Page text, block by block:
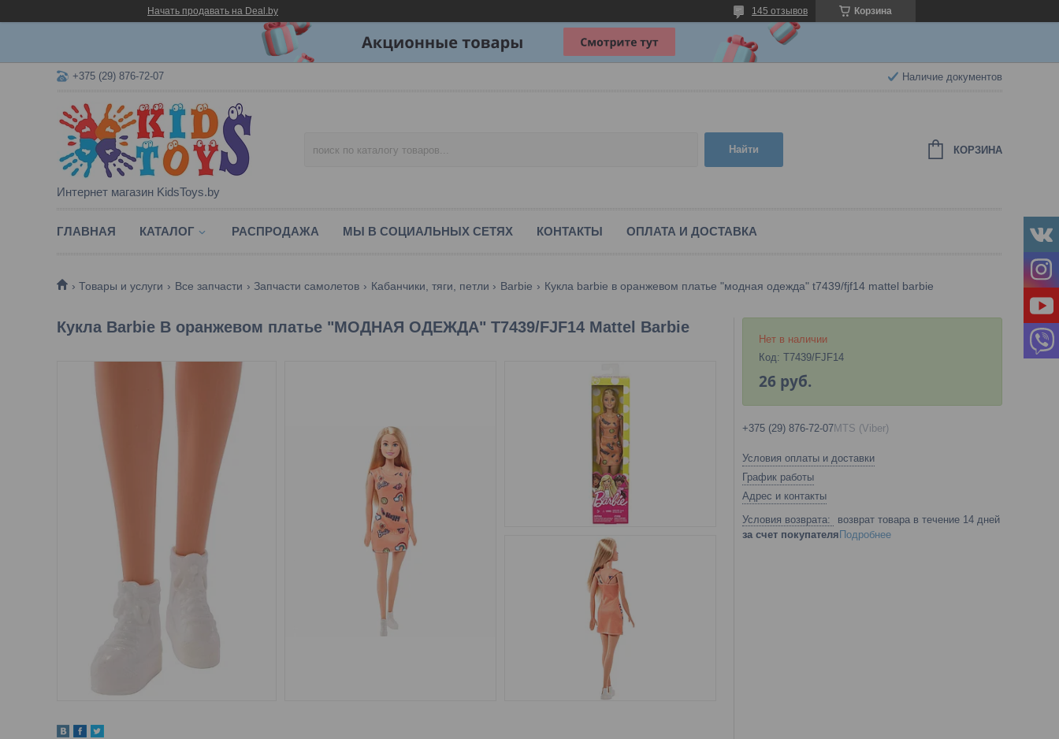
Начать продавать на Deal.by Корзина
145 отзывов
+375 (29) 876-72-07 Наличие документов
Интернет магазин KidsToys.by
Найти КОРЗИНА
ГЛАВНАЯ КАТАЛОГ РАСПРОДАЖА МЫ В СОЦИАЛЬНЫХ СЕТЯХ КОНТАКТЫ ОПЛАТА И ДОСТАВКА
Товары и услуги Все запчасти Запчасти самолетов Кабанчики, тяги, петли Barbie Кукла barbie в оранжевом платье "модная одежда" t7439/fjf14 mattel barbie
Кукла Barbie В оранжевом платье "МОДНАЯ ОДЕЖДА" T7439/FJF14 Mattel Barbie
Нет в наличии
Код: T7439/FJF14
26 руб.
+375 (29) 876-72-07MTS (Viber)
Условия оплаты и доставки
График работы
Адрес и контакты
возврат товара в течение 14 дней
за счет покупателя Подробнее